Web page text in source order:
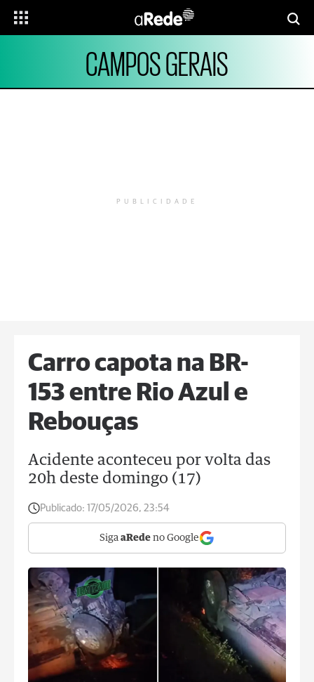
CAMPOS GERAIS
PUBLICIDADE
Carro capota na BR-
153 entre Rio Azul e
Rebouças
Acidente aconteceu por volta das
20h deste domingo (17)
Publicado: 17/05/2026, 23:54
Siga aRede no Google